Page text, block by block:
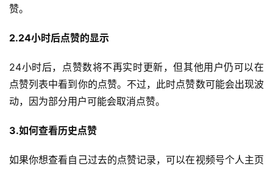
赞。
2.24小时后点赞的显示
24小时后，点赞数将不再实时更新，但其他用户仍可以在
点赞列表中看到你的点赞。不过，此时点赞数可能会出现波
动，因为部分用户可能会取消点赞。
3.如何查看历史点赞
如果你想查看自己过去的点赞记录，可以在视频号个人主页